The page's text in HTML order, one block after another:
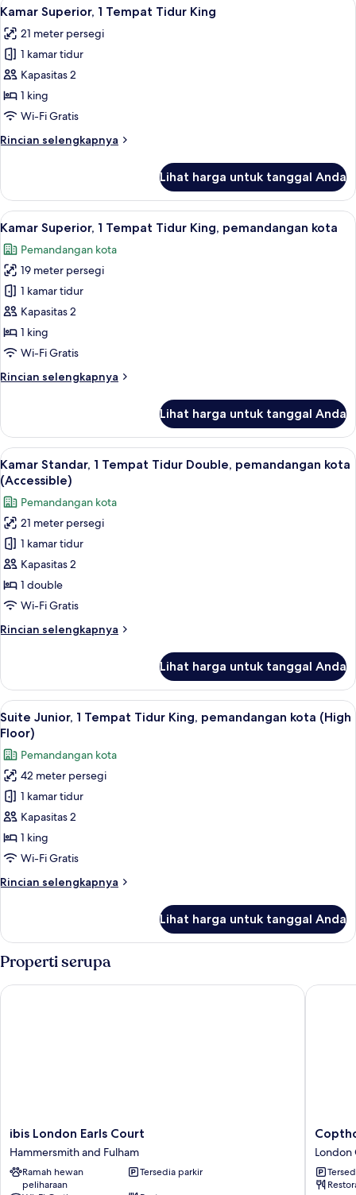
Deluks,
Tempat
Tidur
King
semua
foto
untuk
Kamar
Superior,
1
Tidur
10
Kamar Superior, 1 Tempat Tidur King
21 meter persegi
1 kamar tidur
Kapasitas 2
1 king
Wi-Fi Gratis
Rincian selengkapnya
Rincian
Kamar
Superior,
1
Tidur
King
Lihat harga untuk tanggal Anda
Lihat
semua
foto
untuk
Kamar
Superior,
1
Tempat
King,
12
Kamar Superior, 1 Tempat Tidur King, pemandangan kota
Pemandangan kota
19 meter persegi
1 kamar tidur
Kapasitas 2
1 king
Wi-Fi Gratis
Rincian selengkapnya
Rincian
Kamar
Superior,
1
Tempat
Tidur
King,
pemandangan
kota
Lihat harga untuk tanggal Anda
Lihat
semua
foto
untuk
Kamar
Standar,
1
Tempat
Tidur
pemandangan
Kamar Standar, 1 Tempat Tidur
8
Kamar Standar, 1 Tempat Tidur Double, pemandangan kota
(Accessible)
Pemandangan kota
21 meter persegi
1 kamar tidur
Kapasitas 2
1 double
Wi-Fi Gratis
Rincian selengkapnya
Rincian
Kamar
Standar,
1
Tempat
Double,
pemandangan
kota
(Accessible)
Lihat harga untuk tanggal Anda
Lihat
semua
foto
untuk
Suite
Junior,
1
Tempat
Tidur
pemandangan
Floor)
Suite Junior, 1 Tempat Tidur King,
12
Suite Junior, 1 Tempat Tidur King, pemandangan kota (High
Floor)
Pemandangan kota
42 meter persegi
1 kamar tidur
Kapasitas 2
1 king
Wi-Fi Gratis
Rincian selengkapnya
Rincian
Suite
Junior,
1
Tempat
Tidur
Lihat harga untuk tanggal Anda
Properti serupa
ibis
London
Earls
Court
Hammersmith
ibis London Earls Court
Hammersmith and Fulham
Ramah hewan
peliharaan
Tersedia parkir
ibis London Earls Court
Tara
Hotel
London
London